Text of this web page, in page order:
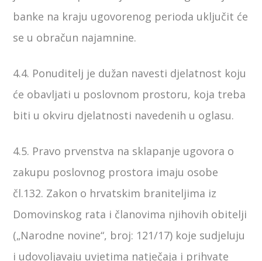
banke na kraju ugovorenog perioda uključit će
se u obračun najamnine.
4.4. Ponuditelj je dužan navesti djelatnost koju
će obavljati u poslovnom prostoru, koja treba
biti u okviru djelatnosti navedenih u oglasu.
4.5. Pravo prvenstva na sklapanje ugovora o
zakupu poslovnog prostora imaju osobe
čl.132. Zakon o hrvatskim braniteljima iz
Domovinskog rata i članovima njihovih obitelji
(„Narodne novine“, broj: 121/17) koje sudjeluju
i udovoljavaju uvjetima natječaja i prihvate